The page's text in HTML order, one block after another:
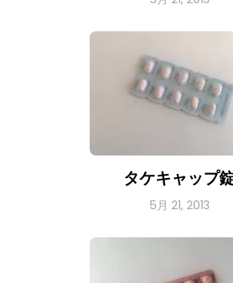
タケキャップ
5月 21, 2013